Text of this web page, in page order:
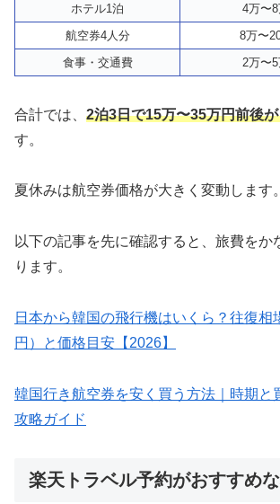
ホテル1泊
4万〜
航空券4人分
8万〜
食事・交通費
2万〜
合計では、 2泊3日で15万〜35万円前後
す。
夏休みは航空券価格が大きく変動します。
以下の記事を先に確認すると、旅費をか
ります。
日本から韓国の飛行機はいくら？往復相
円）と価格目安【2026】
韓国行き航空券を安く買う方法｜時期と
攻略ガイド
楽天トラベル予約がおすすめ